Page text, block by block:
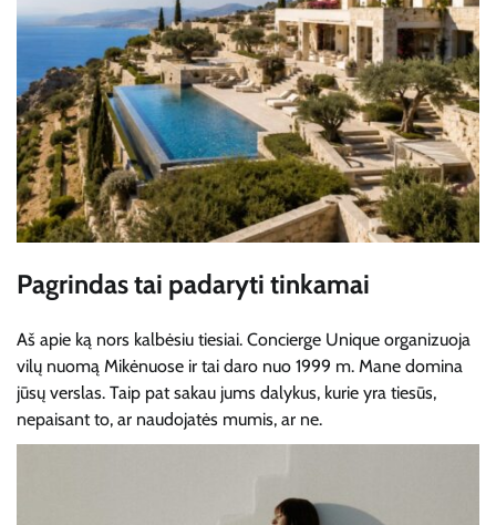
Pagrindas tai padaryti tinkamai
Aš apie ką nors kalbėsiu tiesiai. Concierge Unique organizuoja
vilų nuomą Mikėnuose ir tai daro nuo 1999 m. Mane domina
jūsų verslas. Taip pat sakau jums dalykus, kurie yra tiesūs,
nepaisant to, ar naudojatės mumis, ar ne.